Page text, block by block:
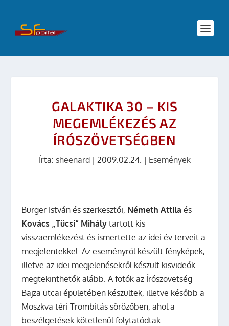
GALAKTIKA 30 – KIS
MEGEMLÉKEZÉS AZ
ÍRÓSZÖVETSÉGBEN
Írta: sheenard| 2009.02.24. | Események
Burger István és szerkesztői, Németh Attila és
Kovács „Tücsi” Mihály tartott kis
visszaemlékezést és ismertette az idei év terveit a
megjelentekkel. Az eseményről készült fényképek,
illetve az idei megjelenésekről készült kisvideók
megtekinthetők alább.A fotók az Írószövetség
Bajza utcai épületében készültek, illetve később a
Moszkva téri Trombitás sörözőben, ahol a
beszélgetések kötetlenül folytatódtak.